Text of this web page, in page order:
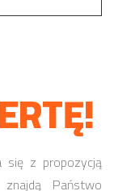
się z propozycją
Państwo